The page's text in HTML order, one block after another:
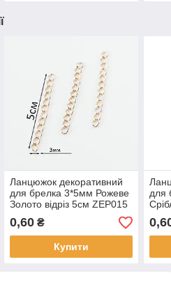
Ланцюжок декоративний
для брелка 3*5мм Рожеве
Золото відріз 5см ZEP015
0,60₴
Купити
для